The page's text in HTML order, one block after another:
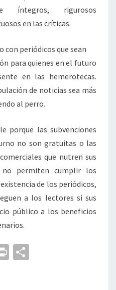
íntegros, rigurosos
en las críticas.
con periódicos que sean
para quienes en el futuro
en las hemerotecas.
de noticias sea más
al perro.
porque las subvenciones
no son gratuitas o las
que nutren sus
permiten cumplir los
de los periódicos,
a los lectores si sus
público a los beneficios
Pr